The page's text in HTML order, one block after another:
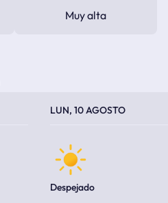
Muy alta
LUN, 10 AGOSTO
Despejado